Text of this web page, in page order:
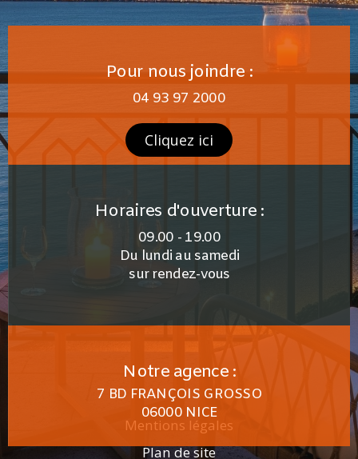
Pour nous joindre :
04 93 97 2000
Cliquez ici
Horaires d'ouverture :
09.00 - 19.00
Du lundi au samedi
sur rendez-vous
Notre agence :
7 BD FRANÇOIS GROSSO
06000 NICE
Mentions légales
Plan de site